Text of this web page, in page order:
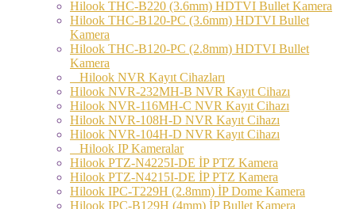
Hilook THC-B220 (3.6mm) HDTVI Bullet Kamera
Hilook THC-B120-PC (3.6mm) HDTVI Bullet
Kamera
Hilook THC-B120-PC (2.8mm) HDTVI Bullet
Kamera
Hilook NVR Kayıt Cihazları
Hilook NVR-232MH-B NVR Kayıt Cihazı
Hilook NVR-116MH-C NVR Kayıt Cihazı
Hilook NVR-108H-D NVR Kayıt Cihazı
Hilook NVR-104H-D NVR Kayıt Cihazı
Hilook IP Kameralar
Hilook PTZ-N4225I-DE İP PTZ Kamera
Hilook PTZ-N4215I-DE İP PTZ Kamera
Hilook IPC-T229H (2.8mm) İP Dome Kamera
Hilook IPC-B129H (4mm) İP Bullet Kamera